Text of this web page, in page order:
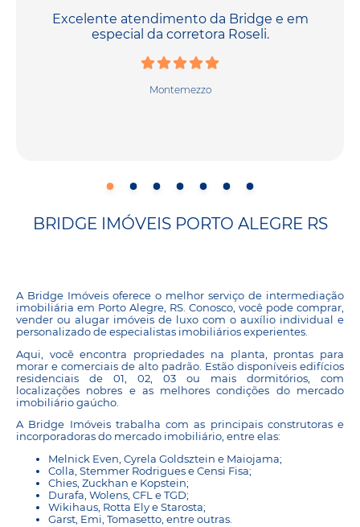
Excelente atendimento da Bridge e em
especial da corretora Roseli.
Montemezzo
BRIDGE IMÓVEIS PORTO ALEGRE RS
A Bridge Imóveis oferece o melhor serviço de intermediação
imobiliária em Porto Alegre, RS. Conosco, você pode comprar,
vender ou alugar imóveis de luxo com o auxílio individual e
personalizado de especialistas imobiliários experientes.
Aqui, você encontra propriedades na planta, prontas para
morar e comerciais de alto padrão. Estão disponíveis edifícios
residenciais de 01, 02, 03 ou mais dormitórios, com
localizações nobres e as melhores condições do mercado
imobiliário gaúcho.
A Bridge Imóveis trabalha com as principais construtoras e
incorporadoras do mercado imobiliário, entre elas:
Melnick Even, Cyrela Goldsztein e Maiojama;
Colla, Stemmer Rodrigues e Censi Fisa;
Chies, Zuckhan e Kopstein;
Durafa, Wolens, CFL e TGD;
Wikihaus, Rotta Ely e Starosta;
Garst, Emi, Tomasetto, entre outras.